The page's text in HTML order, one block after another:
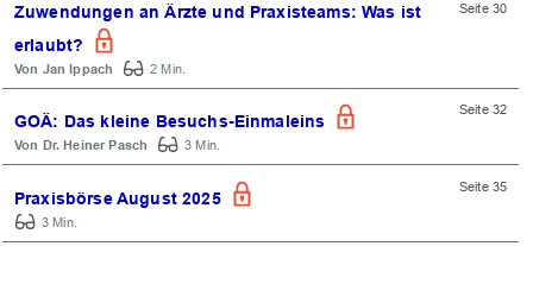
Zuwendungen an Ärzte und Praxisteams: Was ist
erlaubt?
Seite 30
Jan Ippach 2 Min.
GOÄ: Das kleine Besuchs-Einmaleins
Seite 32
Dr. Heiner Pasch 3 Min.
Praxisbörse August 2025
Seite 35
3 Min.